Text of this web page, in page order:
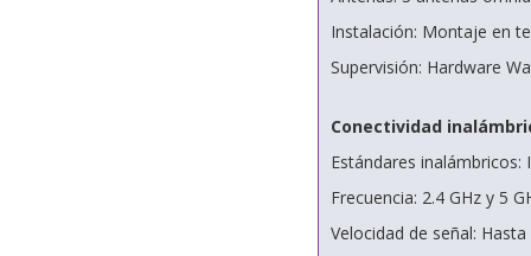
Instalación: Montaje en
Supervisión: Hardware
Conectividad
Estándares inalámbricos:
Frecuencia: 2.4 GHz y 5
Velocidad de señal: